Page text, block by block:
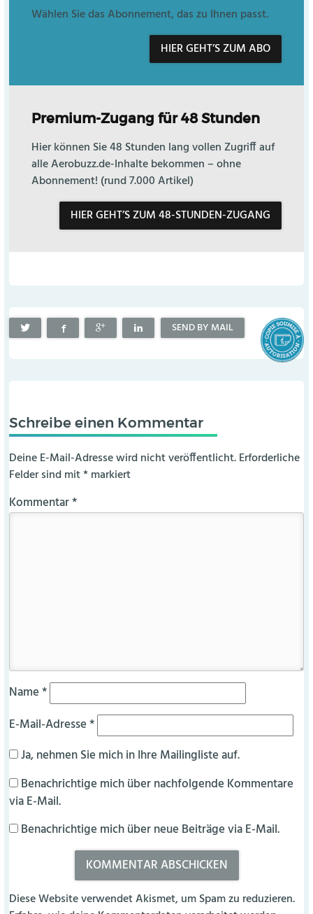
Wählen Sie das Abonnement, das zu Ihnen passt.
HIER GEHT’S ZUM ABO
Premium-Zugang für 48 Stunden
Hier können Sie 48 Stunden lang vollen Zugriff auf
alle Aerobuzz.de-Inhalte bekommen – ohne
Abonnement! (rund 7.000 Artikel)
HIER GEHT’S ZUM 48-STUNDEN-ZUGANG
SEND BY MAIL
Schreibe einen Kommentar
Deine E-Mail-Adresse wird nicht veröffentlicht. Erforderliche
Felder sind mit*markiert
Kommentar*
Name*
E-Mail-Adresse*
Ja, nehmen Sie mich in Ihre Mailingliste auf.
Benachrichtige mich über nachfolgende Kommentare
via E-Mail.
Benachrichtige mich über neue Beiträge via E-Mail.
Diese Website verwendet Akismet, um Spam zu reduzieren.